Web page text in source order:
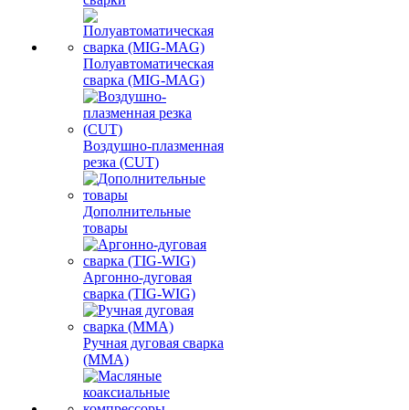
Полуавтоматическая
сварка (MIG-MAG)
Воздушно-плазменная
резка (CUT)
Дополнительные
товары
Аргонно-дуговая
сварка (TIG-WIG)
Ручная дуговая сварка
(MMA)